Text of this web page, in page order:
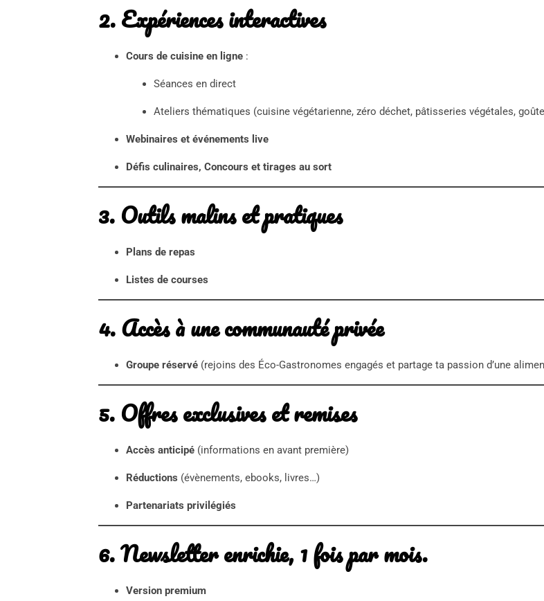
2. Expériences interactives
Cours de cuisine en ligne :
Séances en direct
Ateliers thématiques (cuisine végétarienne, zéro déchet, pâtisseries végétales,
Webinaires et événements live
Défis culinaires, Concours et tirages au sort
3. Outils malins et pratiques
Plans de repas
Listes de courses
4. Accès à une communauté privée
Groupe réservé (rejoins des Éco-Gastronomes engagés et partage ta passion d’une
5. Offres exclusives et remises
Accès anticipé (informations en avant première)
Réductions (évènements, ebooks, livres…)
Partenariats privilégiés
6. Newsletter enrichie, 1 fois par mois.
Version premium